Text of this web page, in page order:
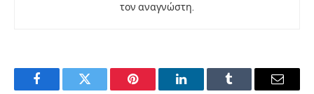
τον αναγνώστη.
FacebookTwitter Pinterest LinkedInTumblr Email